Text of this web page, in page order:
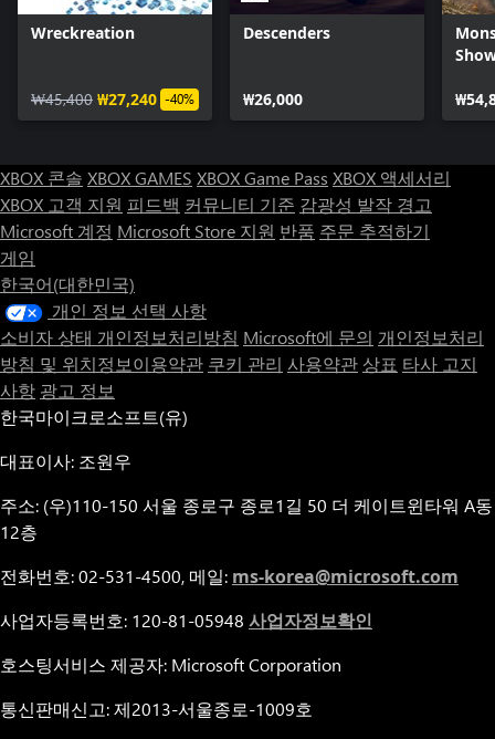
Wreckreation
₩45,400 ₩27,240 -40%
Descenders
₩26,000
XBOX 콘솔 XBOX GAMES XBOX Game Pass XBOX 액세서리
XBOX 고객 지원 피드백 커뮤니티 기준 감광성 발작 경고
Microsoft 계정 Microsoft Store 지원 반품 주문 추적하기
게임
한국어(대한민국)
개인 정보 선택 사항
소비자 상태 개인정보처리방침 Microsoft에 문의 개인정보처리
방침 및 위치정보이용약관 쿠키 관리 사용약관 상표 타사 고지
사항 광고 정보
한국마이크로소프트(유)
대표이사: 조원우
주소: (우)110-150 서울 종로구 종로1길 50 더 케이트윈타워 A동
12층
전화번호: 02-531-4500, 메일: ms-korea@microsoft.com
사업자등록번호: 120-81-05948 사업자정보확인
호스팅서비스 제공자: Microsoft Corporation
통신판매신고: 제2013-서울종로-1009호